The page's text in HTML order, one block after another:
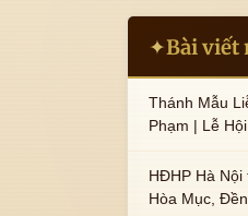
✦Bài viết
Thánh Mẫu
Phạm | Lễ
HĐHP Hà Nội
Hòa Mục,